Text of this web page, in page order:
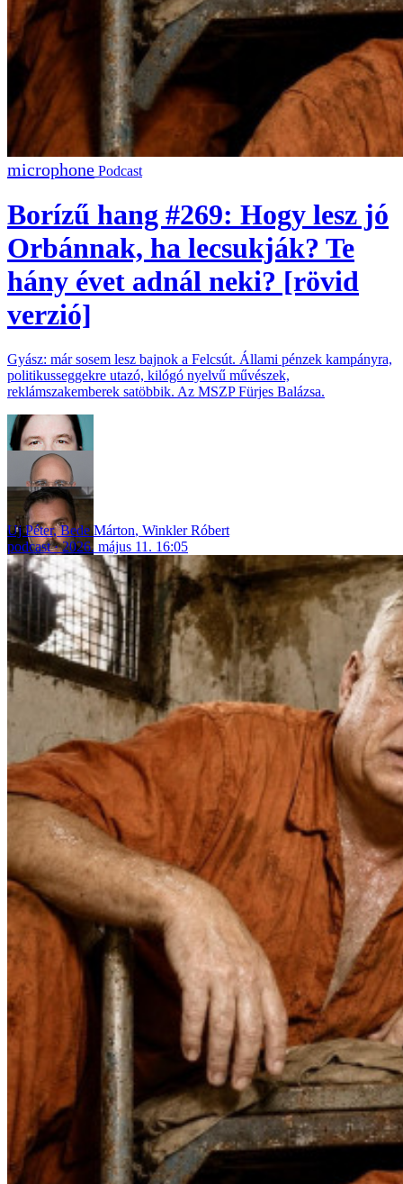
Podcast
Borízű hang #269: Hogy lesz jó
Orbánnak, ha lecsukják? Te
hány évet adnál neki? [rövid
verzió]
Gyász: már sosem lesz bajnok a Felcsút. Állami pénzek kampányra,
politikusseggekre utazó, kilógó nyelvű művészek,
reklámszakemberek satöbbik. Az MSZP Fürjes Balázsa.
Uj Péter,Bede Márton, Winkler Róbert
podcast
2026. május 11. 16:05